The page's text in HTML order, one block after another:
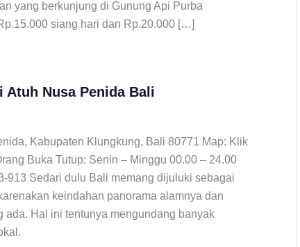
yang berkunjung di Gunung Api Purba
siang hari dan Rp.20.000 […]
Atuh Nusa Penida Bali
Kabupaten Klungkung, Bali 80771 Map: Klik
Buka Tutup: Senin – Minggu 00.00 – 24.00
913 Sedari dulu Bali memang dijuluki sebagai
keindahan panorama alamnya dan
ada. Hal ini tentunya mengundang banyak